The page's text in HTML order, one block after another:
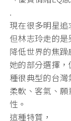
.
現在很多明星追
但林志玲走的是
降低世界的焦
她的部分選擇
種很典型的台灣
柔軟、客氣、
性。
這種特質，